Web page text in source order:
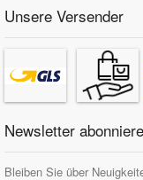
Unsere Versender
Newsletter
Bleiben Sie über